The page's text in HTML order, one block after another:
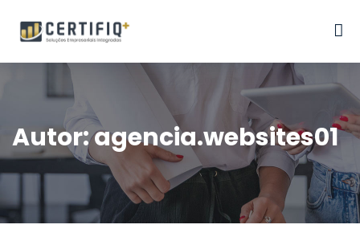
Autor:agencia.websites01